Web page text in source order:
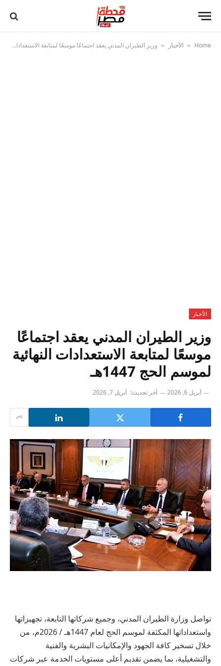
Home
» الأخبار » وزير الطيران المدني يعقد اجتماعًا موسعًا لمتابعة الاستعدادات النهائية لموسم الحج 1447هـ
الأخبار
وزير الطيران المدني يعقد اجتماعًا
موسعًا لمتابعة الاستعدادات النهائية
لموسم الحج 1447هـ
أبريل 6, 2026 آخر تحديث: أبريل 7, 2026
تواصل وزارة الطيران المدني، وجميع شركاتها التابعة، تجهيزاتها
واستعداداتها المكثفة لموسم الحج لعام 1447هـ / 2026م، من
خلال تسخير كافة الجهود والإمكانيات البشرية والفنية
والتشغيلية، بما يضمن تقديم أعلى مستويات الخدمة عبر شركات